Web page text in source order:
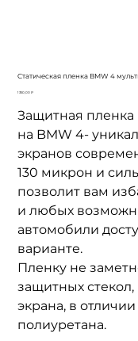
Cтатическая пленка BMW 4
Цена
1 350,00 ₽
Защитная
на BMW 4-
экранов
130 микрон и
позволит вам
и любых
автомобили
варианте.
Пленку не
защитных стекол,
экрана, в
полиуретана.